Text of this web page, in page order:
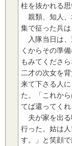
柱を抜かれる
親類、知人、
集で征った兵
入隊当日は、
くからその準
もみてくださ
二才の次女を
来て下さる人
た。「これか
てば還ってく
夫が家を出る
行った。姑は
す。」と笑顔で